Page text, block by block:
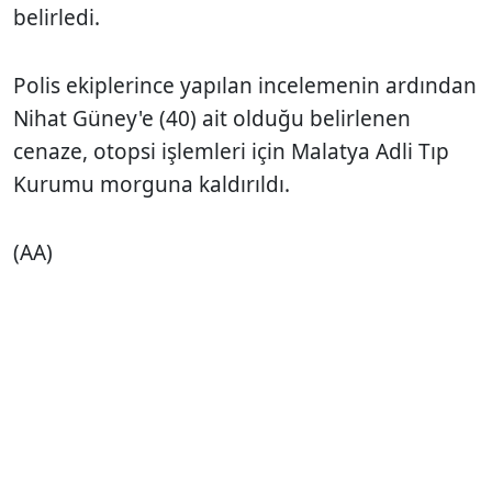
belirledi.
Polis ekiplerince yapılan incelemenin ardından
Nihat Güney'e (40) ait olduğu belirlenen
cenaze, otopsi işlemleri için Malatya Adli Tıp
Kurumu morguna kaldırıldı.
(AA)